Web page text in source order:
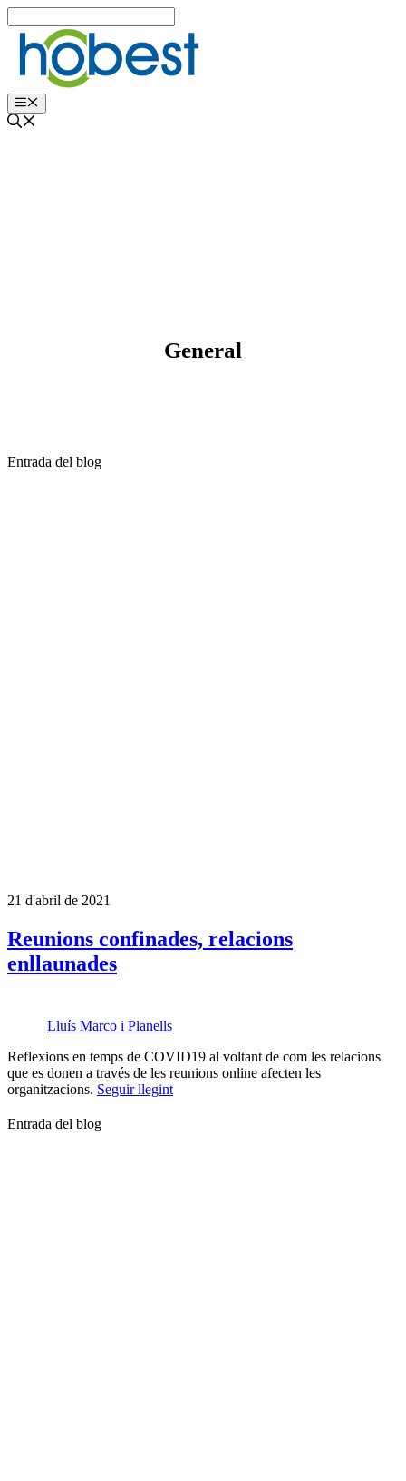
al
contingut
Menu
General
Entrada del blog
21 d'abril de 2021
Reunions confinades, relacions
enllaunades
Lluís Marco i Planells
Reflexions en temps de COVID19 al voltant de com les relacions
que es donen a través de les reunions online afecten les
organitzacions. Seguir llegint
Entrada del blog